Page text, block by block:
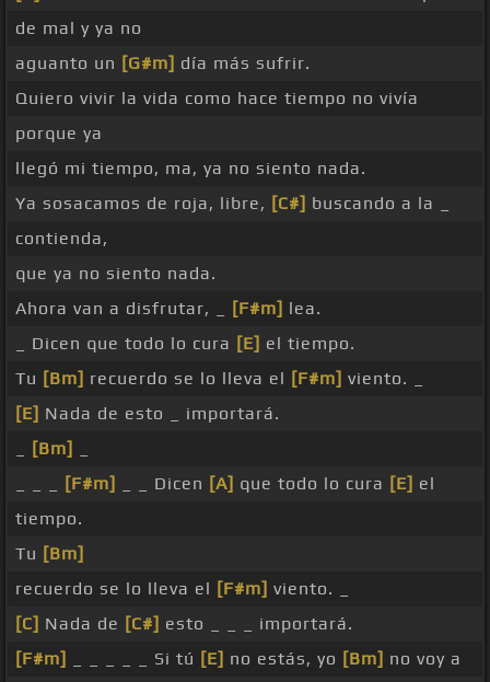
de mal y ya no
aguanto un [G#m] día más sufrir.
Quiero vivir la vida como hace tiempo no vivía
porque ya
llegó mi tiempo, ma, ya no siento nada.
Ya sosacamos de roja, libre, [C#] buscando a la _
contienda,
que ya no siento nada.
Ahora van a disfrutar, _
[F#m] lea.
_ Dicen que todo lo cura [E] el tiempo.
Tu [Bm] recuerdo se lo lleva el [F#m] viento. _
[E] Nada de esto _ importará.
[Bm]
[F#m] _ _ Dicen [A] que todo lo cura [E] el
tiempo.
Tu [Bm]
recuerdo se lo lleva el [F#m] viento. _
[C] Nada de [C#] esto _ _ _ importará.
[F#m]
_ _ _ _ _ Si tú [E] no estás, yo [Bm] no voy a